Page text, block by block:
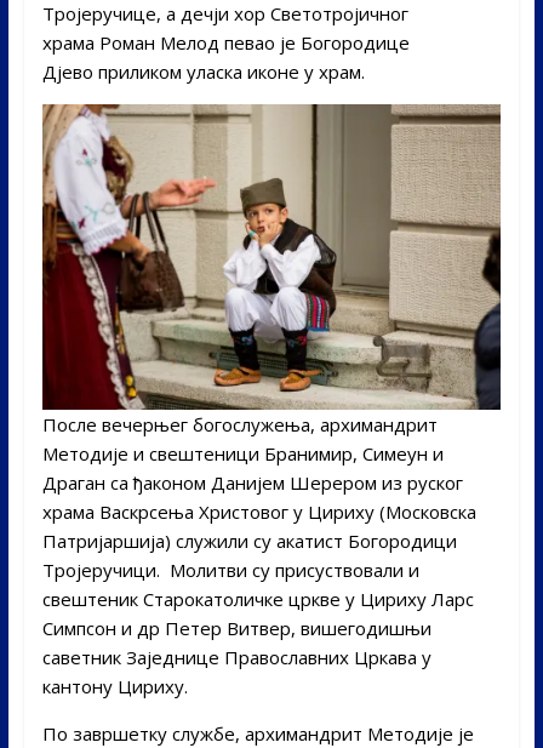
Тројеручице, а дечји хор Светотројичног
храма Роман Мелод певао је Богородице
Дјево приликом уласка иконе у храм.
После вечерњег богослужења, архимандрит
Методије и свештеници Бранимир, Симеун и
Драган са ђаконом Данијем Шерером из руског
храма Васкрсења Христовог у Цириху (Московска
Патријаршија) служили су акатист Богородици
Тројеручици. Молитви су присуствовали и
свештеник Старокатоличке цркве у Цириху Ларс
Симпсон и др Петер Витвер, вишегодишњи
саветник Заједнице Православних Цркава у
кантону Цириху.
По завршетку службе, архимандрит Методије је